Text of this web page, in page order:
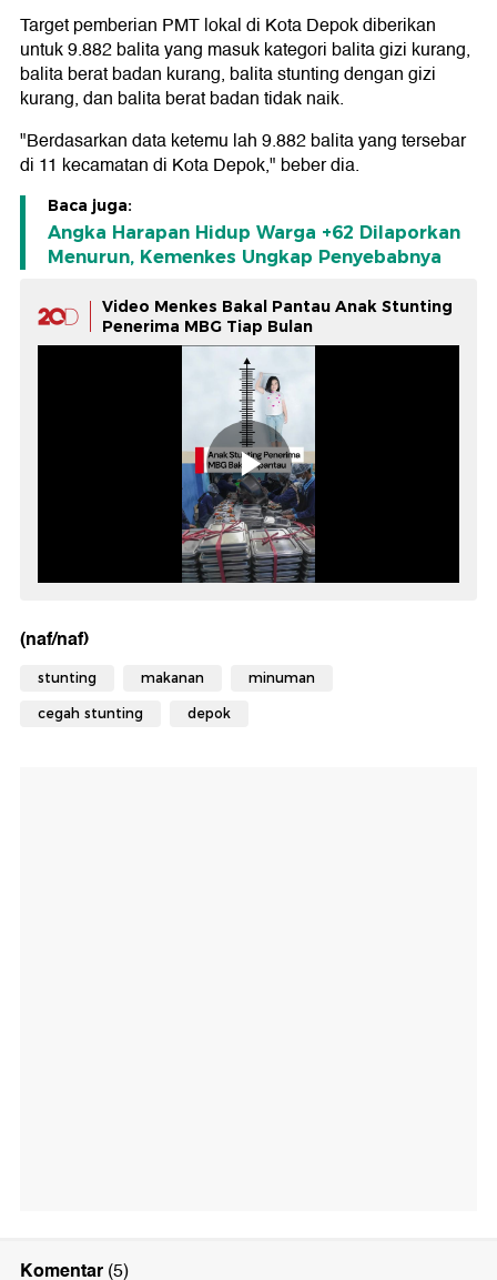
Target pemberian PMT lokal di Kota Depok diberikan
untuk 9.882 balita yang masuk kategori balita gizi kurang,
balita berat badan kurang, balita stunting dengan gizi
kurang, dan balita berat badan tidak naik.
"Berdasarkan data ketemu lah 9.882 balita yang tersebar
di 11 kecamatan di Kota Depok," beber dia.
Baca juga:
Angka Harapan Hidup Warga +62 Dilaporkan
Menurun, Kemenkes Ungkap Penyebabnya
Video Menkes Bakal Pantau Anak Stunting
Penerima MBG Tiap Bulan
(naf/naf)
stunting makanan minuman
cegah stunting depok